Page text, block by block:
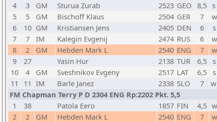
4
3 GM Sturua Zurab 2523 GEO 8,5
5
5 GM Bischoff Klaus 2504 GER 7
6
10 GM Kristiansen Jens 2405 DEN 6
7
7 IM Kalegin Evgenij 2474 RUS 6
8
2 GM Hebden Mark L 2540 ENG 7
9
27 Yasin Hur 2138 TUR 6,5
10
4 GM Sveshnikov Evgeny 2517 LAT 6,5
11
11 IM Barle Janez 2338 SLO 7
FM Chapman Terry P D 2304 ENG Rp:2202 Pkt. 5,5
1
38 Patola Eero 1857 FIN 4,5
2
2 GM Hebden Mark L 2540 ENG 7